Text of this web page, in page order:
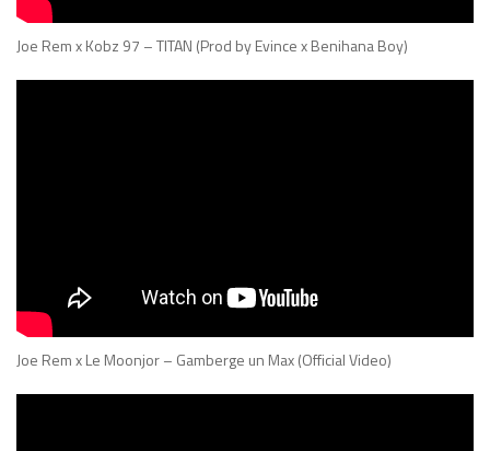
Joe Rem x Kobz 97 – TITAN (Prod by Evince x Benihana Boy)
Joe Rem x Le Moonjor – Gamberge un Max (Official Video)